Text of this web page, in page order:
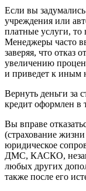
Если вы
учреждения или
платные услуги, то
Менеджеры часто
заверяя, что отказ
увеличению
и приведет к иным
Вернуть деньги за
кредит оформлен в
Вы вправе
(страхование
юридическое
ДМС, КАСКО,
любых других
также после его